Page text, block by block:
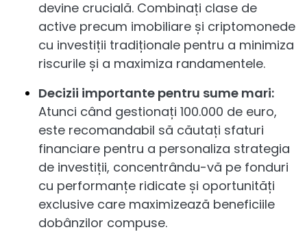
devine crucială. Combinați clase de
active precum imobiliare și criptomonede
cu investiții tradiționale pentru a minimiza
riscurile și a maximiza randamentele.
Decizii importante pentru sume mari:
Atunci când gestionați 100.000 de euro,
este recomandabil să căutați sfaturi
financiare pentru a personaliza strategia
de investiții, concentrându-vă pe fonduri
cu performanțe ridicate și oportunități
exclusive care maximizează beneficiile
dobânzilor compuse.